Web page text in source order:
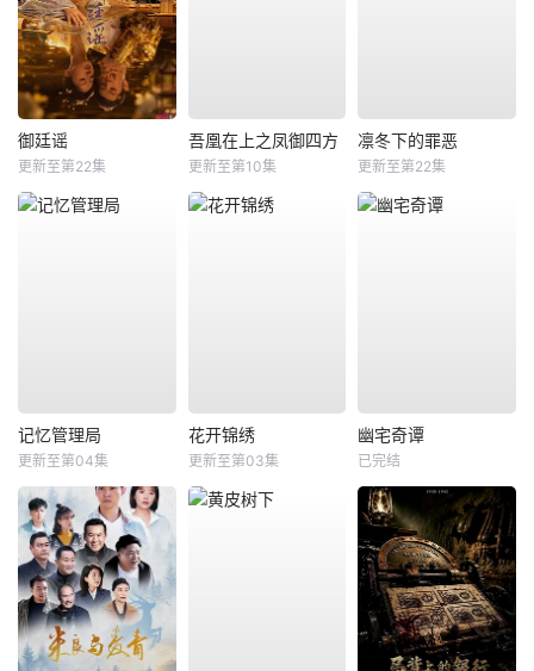
御廷谣
更新至第22集
吾凰在上之凤御四方
更新至第10集
凛冬下的罪恶
更新至第22集
记忆管理局
更新至第04集
花开锦绣
更新至第03集
幽宅奇谭
已完结